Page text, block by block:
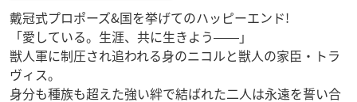
戴冠式プロポーズ&国を挙げてのハッピーエンド!
「愛している。生涯、共に生きよう――」
獣人軍に制圧され追われる身のニコルと獣人の家臣・トラ
ヴィス。
身分も種族も超えた強い絆で結ばれた二人は永遠を誓い合